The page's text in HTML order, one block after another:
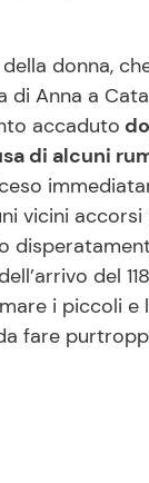
donna,
di Anna a
accaduto
di alcuni
vicini
del
i piccoli e
fare